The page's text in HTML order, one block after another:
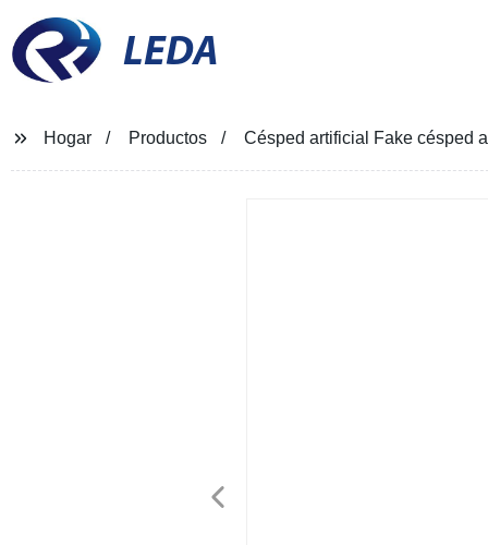
LEDA
Hogar Productos Césped artificial Fake césped